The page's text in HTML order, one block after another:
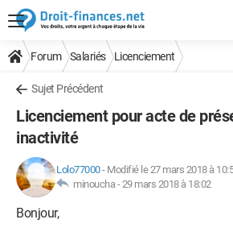
Forum Salariés Licenciement
Sujet Précédent
Licenciement pour acte de
inactivité
Lolo77000- Modifié le 27 mars 2018 à
minoucha -29 mars 2018 à 18:02
Bonjour,